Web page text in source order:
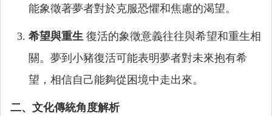
能象徵著夢者對於克服恐懼和焦慮的渴望。
希望與重生 復活的象徵意義往往與希望和重生相
關。夢到小豬復活可能表明夢者對未來抱有希
望，相信自己能夠從困境中走出來。
二、文化傳統角度解析